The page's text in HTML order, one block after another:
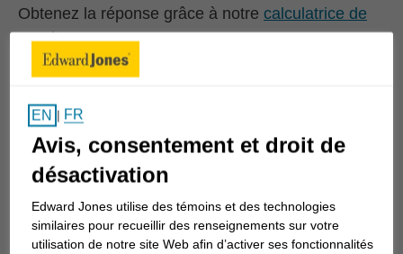
Obtenez la réponse grâce à notre calculatrice de
retraite.
Comment savoir si
j'épargne
suffisamment pour
ma retraite?
EN | FR
Avis, consentement et droit de
désactivation
Edward Jones utilise des témoins et des technologies
similaires pour recueillir des renseignements sur votre
utilisation de notre site Web afin d’activer ses fonctionnalités